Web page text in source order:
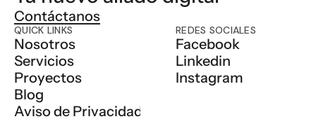
Contáctanos
QUICK LINKS
Nosotros
Servicios
Proyectos
Blog
Aviso de Privacidad
REDES SOCIALES
Facebook
Linkedin
Instagram